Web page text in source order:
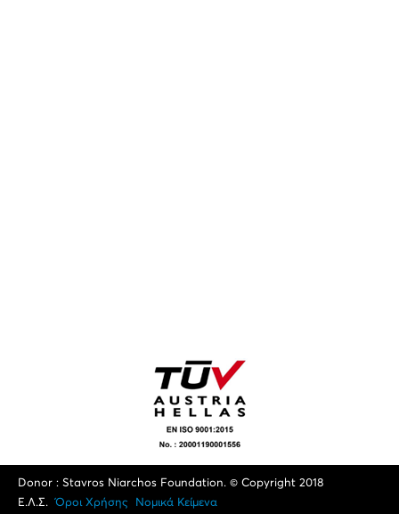
Donor : Stavros Niarchos Foundation. © Copyright 2018
Ε.Λ.Σ.Όροι Xρήσης Νομικά Κείμενα